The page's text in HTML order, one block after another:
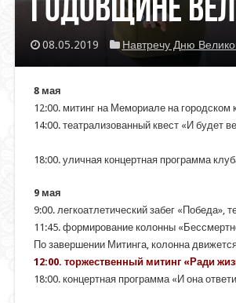
годовщине
08.05.2019 Навтречу Дню
8 мая
12:00. митинг на Мемориале на городском
14:00. театрализованный квест «И будет
18:00. уличная концертная программа
9 мая
9:00. легкоатлетический забег «Победа»,
11:45. формирование колонны
По завершении Митинга, колонна
12:00. торжественный митинг «Ради
18:00. концертная программа «И она